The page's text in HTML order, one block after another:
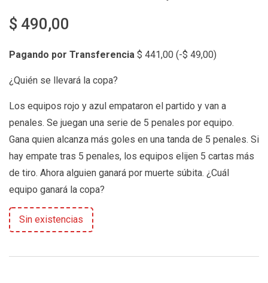
$ 490,00
Pagando por Transferencia $ 441,00 (-$ 49,00)
¿Quién se llevará la copa?
Los equipos rojo y azul empataron el partido y van a
penales. Se juegan una serie de 5 penales por equipo.
Gana quien alcanza más goles en una tanda de 5 penales. Si
hay empate tras 5 penales, los equipos elijen 5 cartas más
de tiro. Ahora alguien ganará por muerte súbita. ¿Cuál
equipo ganará la copa?
Sin existencias